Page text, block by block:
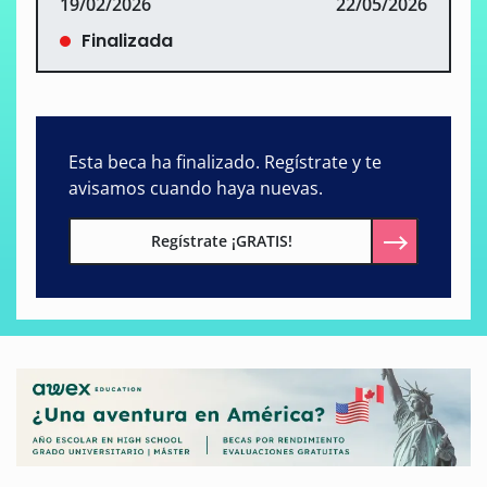
Finalizada
Esta beca ha finalizado. Regístrate y te
avisamos cuando haya nuevas.
Regístrate ¡GRATIS!